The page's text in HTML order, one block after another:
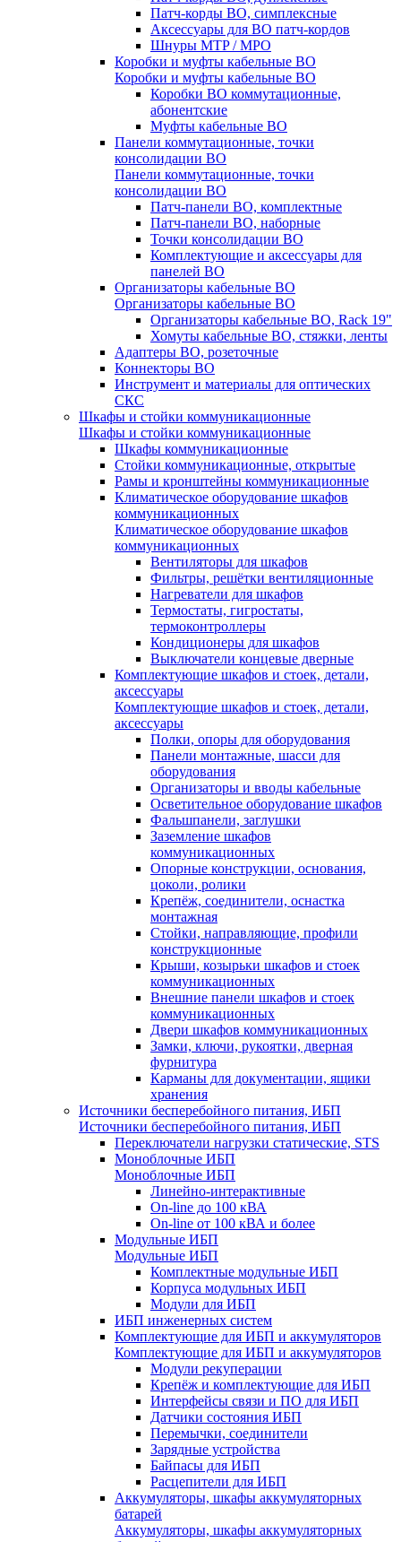
Патч-корды ВО, симплексные
Аксессуары для ВО патч-кордов
Шнуры MTP / MPO
Коробки и муфты кабельные ВО
Коробки и муфты кабельные ВО
Коробки ВО коммутационные,
абонентские
Муфты кабельные ВО
Панели коммутационные, точки
консолидации ВО
Панели коммутационные, точки
консолидации ВО
Патч-панели ВО, комплектные
Патч-панели ВО, наборные
Точки консолидации ВО
Комплектующие и аксессуары для
панелей ВО
Организаторы кабельные ВО
Организаторы кабельные ВО
Организаторы кабельные ВО, Rack 19"
Хомуты кабельные ВО, стяжки, ленты
Адаптеры ВО, розеточные
Коннекторы ВО
Инструмент и материалы для оптических
СКС
Шкафы и стойки коммуникационные
Шкафы и стойки коммуникационные
Шкафы коммуникационные
Стойки коммуникационные, открытые
Рамы и кронштейны коммуникационные
Климатическое оборудование шкафов
коммуникационных
Климатическое оборудование шкафов
коммуникационных
Вентиляторы для шкафов
Фильтры, решётки вентиляционные
Нагреватели для шкафов
Термостаты, гигростаты,
термоконтроллеры
Кондиционеры для шкафов
Выключатели концевые дверные
Комплектующие шкафов и стоек, детали,
аксессуары
Комплектующие шкафов и стоек, детали,
аксессуары
Полки, опоры для оборудования
Панели монтажные, шасси для
оборудования
Организаторы и вводы кабельные
Осветительное оборудование шкафов
Фальшпанели, заглушки
Заземление шкафов
коммуникационных
Опорные конструкции, основания,
цоколи, ролики
Крепёж, соединители, оснастка
монтажная
Стойки, направляющие, профили
конструкционные
Крыши, козырьки шкафов и стоек
коммуникационных
Внешние панели шкафов и стоек
коммуникационных
Двери шкафов коммуникационных
Замки, ключи, рукоятки, дверная
фурнитура
Карманы для документации, ящики
хранения
Источники бесперебойного питания, ИБП
Источники бесперебойного питания, ИБП
Переключатели нагрузки статические, STS
Моноблочные ИБП
Моноблочные ИБП
Линейно-интерактивные
On-line до 100 кВА
On-line от 100 кВА и более
Модульные ИБП
Модульные ИБП
Комплектные модульные ИБП
Корпуса модульных ИБП
Модули для ИБП
ИБП инженерных систем
Комплектующие для ИБП и аккумуляторов
Комплектующие для ИБП и аккумуляторов
Модули рекуперации
Крепёж и комплектующие для ИБП
Интерфейсы связи и ПО для ИБП
Датчики состояния ИБП
Перемычки, соединители
Зарядные устройства
Байпасы для ИБП
Расцепители для ИБП
Аккумуляторы, шкафы аккумуляторных
батарей
Аккумуляторы, шкафы аккумуляторных